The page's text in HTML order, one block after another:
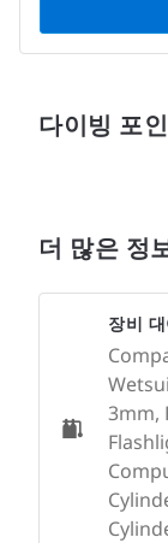
다이빙 포
더 많은 정
장비
3mm,